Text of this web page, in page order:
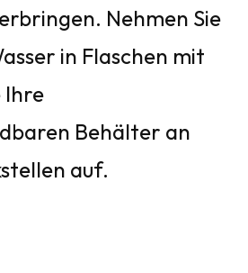
Nehmen Sie
in Flaschen mit
Ihre
Behälter an
auf.